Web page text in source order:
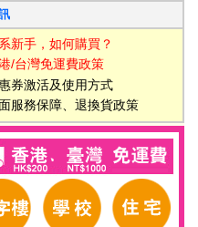
新手，如何購買？
/台灣免運費政策
券激活及使用方式
服務保障、退換貨政策